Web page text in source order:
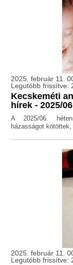
2025. február 11.
Legutóbb frissítve:
Kecskeméti
hírek - 2025/
A 2025/06. héten
házasságot
2025. február 11.
Legutóbb frissítve: